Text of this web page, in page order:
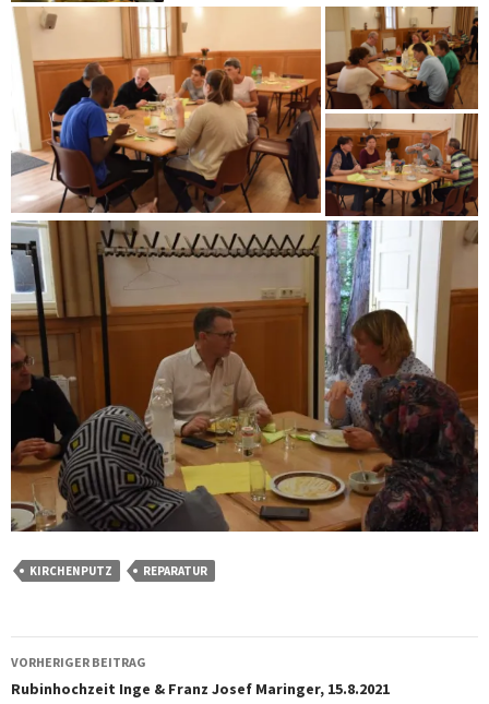
KIRCHENPUTZ REPARATUR
Beitragsnavigation
VORHERIGER BEITRAG
Rubinhochzeit Inge & Franz Josef Maringer, 15.8.2021